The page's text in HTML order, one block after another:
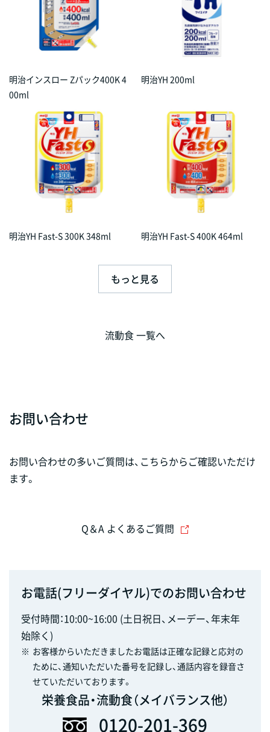
明治インスロー Zパック400K 4
00ml
明治YH 200ml
明治YH Fast-S 300K 348ml 明治YH Fast-S 400K 464ml
もっと見る
流動食 一覧へ
お問い合わせ
お問い合わせの多いご質問は、こちらからご確認いただけ
ます。
Q＆A よくあるご質問
お電話(フリーダイヤル)でのお問い合わせ
受付時間：10:00~16:00 (土日祝日、メーデー、年末年
始除く)
※ お客様からいただきましたお電話は正確な記録と応対の
ために、通知いただいた番号を記録し、通話内容を録音さ
せていただいております。
栄養食品・流動食（メイバランス他）
0120-201-369